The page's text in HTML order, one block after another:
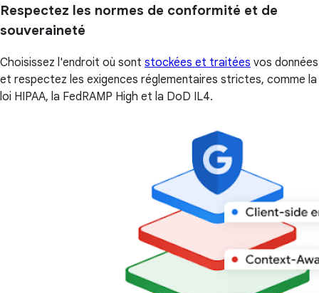
Respectez les normes de conformité et de
souveraineté
Choisissez l'endroit où sont stockées et traitées vos données
et respectez les exigences réglementaires strictes, comme la
loi HIPAA, la FedRAMP High et la DoD IL4.